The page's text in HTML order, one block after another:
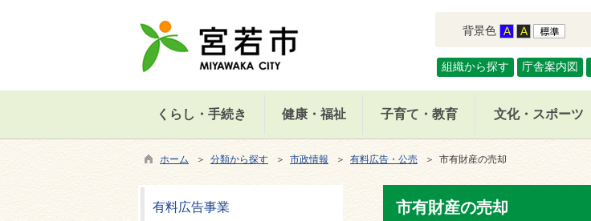
背景色
組織から探す 庁舎案内図
くらし・手続き 健康・福祉 子育て・教育 文化・スポーツ
ホーム ＞ 分類から探す ＞ 市政情報 ＞ 有料広告・公売 ＞ 市有財産の売却
市有財産の売却
有料広告事業